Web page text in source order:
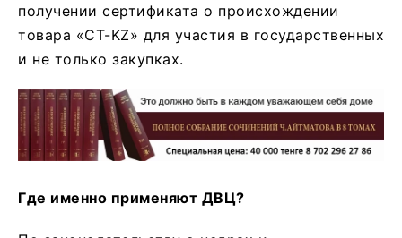
получении сертификата о происхождении
товара «СТ-KZ» для участия в государственных
и не только закупках.
Где именно применяют ДВЦ?